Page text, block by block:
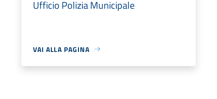
Ufficio Polizia Municipale
VAI ALLA PAGINA